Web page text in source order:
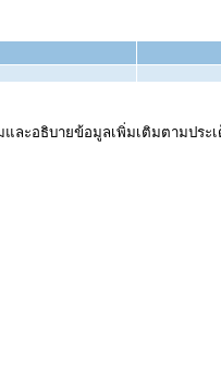
อธิบายข้อมูลเพิ่มเติมตามประ